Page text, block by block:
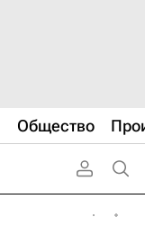
Общество